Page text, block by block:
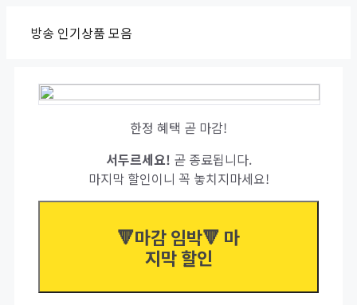
방송 인기상품 모음
한정 혜택 곧 마감!
서두르세요! 곧 종료됩니다.
마지막 할인이니 꼭 놓치지마세요!
🔻마감 임박🔻 마
지막 할인